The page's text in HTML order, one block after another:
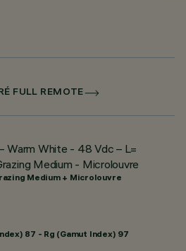
FULL REMOTE
Warm White - 48 Vdc – L=
Medium - Microlouvre
Medium + Microlouvre
87 - Rg (Gamut Index) 97